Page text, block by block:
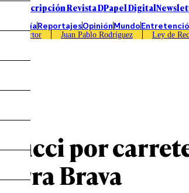
Suscripción Revista DPapel Digital
EconomíaReportajesOpiniónMundo
Caso Sartor Juan Pablo Rodríguez Ley de
por
Brava